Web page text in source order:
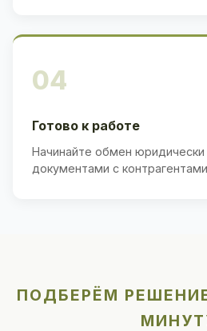
04
Готово к работе
Начинайте обмен
документами с
ПОДБЕРЁМ